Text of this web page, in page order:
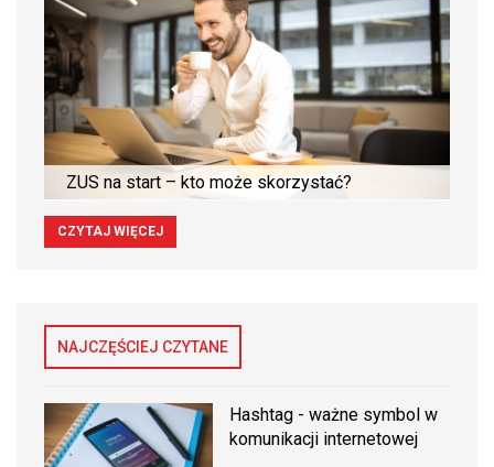
ZUS na start – kto może skorzystać?
CZYTAJ WIĘCEJ
NAJCZĘŚCIEJ CZYTANE
Hashtag - ważne symbol w
komunikacji internetowej